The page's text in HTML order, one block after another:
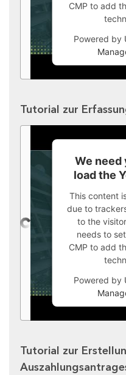
CMP to add
Powered by
Tutorial zur
We
load the
This content
due to
to the
needs to
CMP to add
Powered by
Tutorial zur